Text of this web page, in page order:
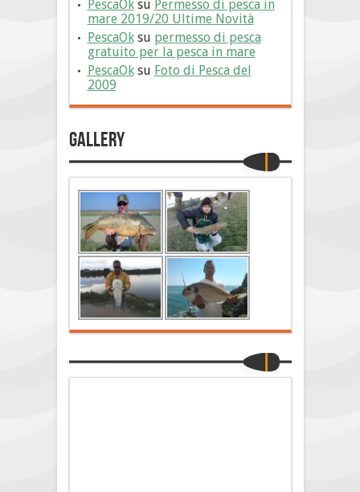
PescaOksu Permesso di pesca in
mare 2019/20 Ultime Novità
PescaOksu permesso di pesca
gratuito per la pesca in mare
PescaOksu Foto di Pesca del
2009
Gallery